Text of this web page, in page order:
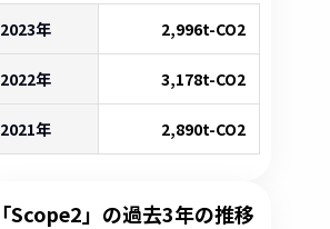
2023年 2,996t-CO2
2022年 3,178t-CO2
2021年 2,890t-CO2
「Scope2」の過去3年の推移